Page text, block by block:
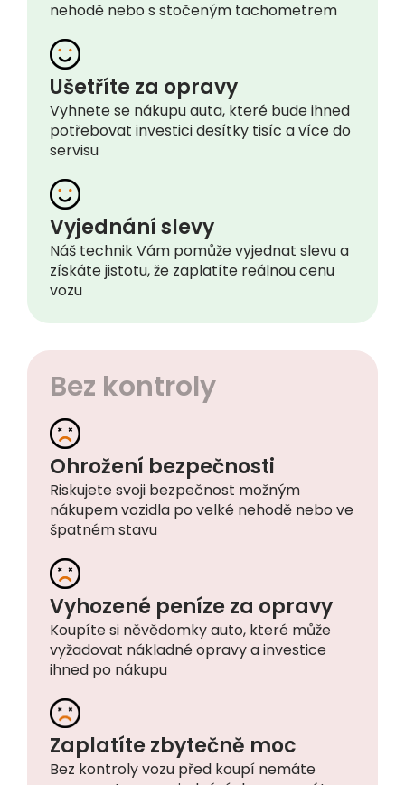
Ušetříte za opravy
Vyhnete se nákupu auta, které bude ihned
potřebovat investici desítky tisíc a více do
servisu
Vyjednání slevy
Náš technik Vám pomůže vyjednat slevu a
získáte jistotu, že zaplatíte reálnou cenu
vozu
Bez kontroly
Ohrožení bezpečnosti
Riskujete svoji bezpečnost možným
nákupem vozidla po velké nehodě nebo ve
špatném stavu
Vyhozené peníze za opravy
Koupíte si něvědomky auto, které může
vyžadovat nákladné opravy a investice
ihned po nákupu
Zaplatíte zbytečně moc
Bez kontroly vozu před koupí nemáte
argumenty pro vyjednání slevy, neznáte
reálnou cenu vozu a jste v tom sami